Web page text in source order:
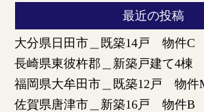
最近の投稿
大分県日田市＿既築14戸 物件C
長崎県東彼杵郡＿新築戸建て4棟
福岡県大牟田市＿既築12戸 物件
佐賀県唐津市＿新築16戸 物件B